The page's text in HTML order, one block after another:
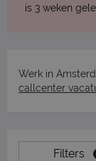
is 3 weken
Werk in
callcenter
Filters